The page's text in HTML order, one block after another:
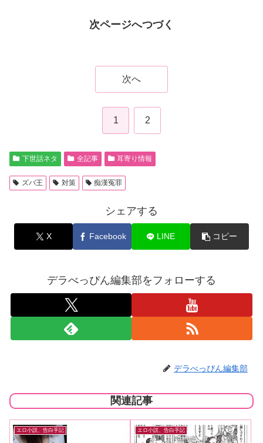
次ページへつづく
次へ
1 2
下世話ネタ 全記事 耳寄り情報
ズバ王 対策 痴漢冤罪
シェアする
X Facebook LINE コピー
デラべっぴん編集部をフォローする
デラべっぴん編集部
関連記事
エロ小説、告白手記 エロ小説、告白手記